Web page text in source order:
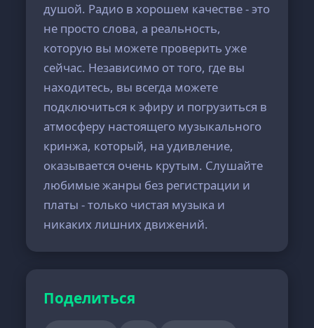
душой. Радио в хорошем качестве - это
не просто слова, а реальность,
которую вы можете проверить уже
сейчас. Независимо от того, где вы
находитесь, вы всегда можете
подключиться к эфиру и погрузиться в
атмосферу настоящего музыкального
кринжа, который, на удивление,
оказывается очень крутым. Слушайте
любимые жанры без регистрации и
платы - только чистая музыка и
никаких лишних движений.
Поделиться